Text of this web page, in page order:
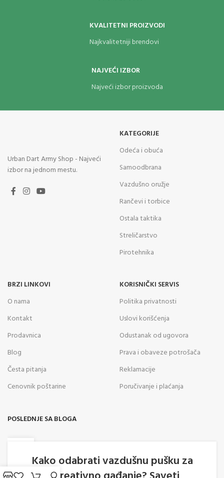
KVALITETNI PROIZVODI
Najkvalitetniji brendovi
NAJVEĆI IZBOR
Najveći izbor proizvoda
Urban Dart Army Shop - Najveći
izbor na jednom mestu.
KATEGORIJE
Odeća i obuća
Samoodbrana
Vazdušno oružje
Rančevi i torbice
Ostala taktika
Streličarstvo
Pirotehnika
BRZI LINKOVI
O nama
Kontakt
Prodavnica
Blog
Česta pitanja
Cenovnik poštarine
KORISNIČKI SERVIS
Politika privatnosti
Uslovi korišćenja
Odustanak od ugovora
Prava i obaveze potrošača
Reklamacije
Poručivanje i plaćanja
POSLEDNJE SA BLOGA
Kako odabrati vazdušnu pušku za